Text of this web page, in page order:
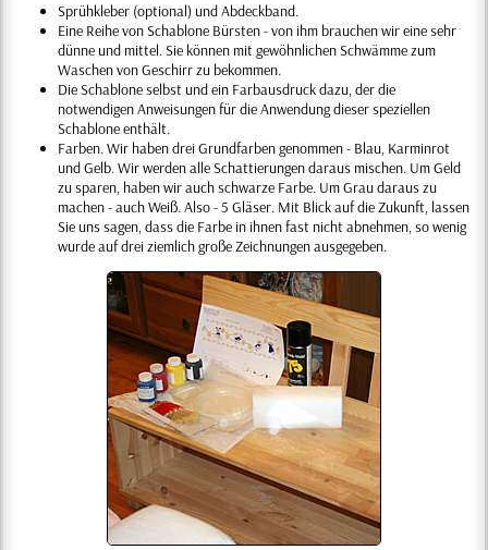
Sprühkleber (optional) und Abdeckband.
Eine Reihe von Schablone Bürsten - von ihm brauchen wir eine sehr
dünne und mittel. Sie können mit gewöhnlichen Schwämme zum
Waschen von Geschirr zu bekommen.
Die Schablone selbst und ein Farbausdruck dazu, der die
notwendigen Anweisungen für die Anwendung dieser speziellen
Schablone enthält.
Farben. Wir haben drei Grundfarben genommen - Blau, Karminrot
und Gelb. Wir werden alle Schattierungen daraus mischen. Um Geld
zu sparen, haben wir auch schwarze Farbe. Um Grau daraus zu
machen - auch Weiß. Also - 5 Gläser. Mit Blick auf die Zukunft, lassen
Sie uns sagen, dass die Farbe in ihnen fast nicht abnehmen, so wenig
wurde auf drei ziemlich große Zeichnungen ausgegeben.